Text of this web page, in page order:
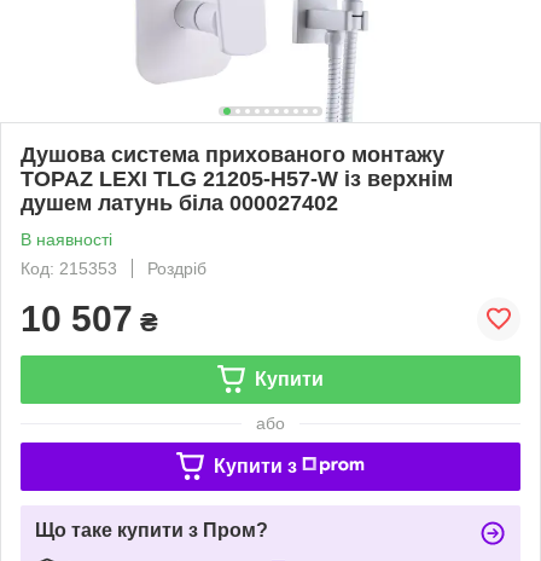
Душова система прихованого монтажу
TOPAZ LEXI TLG 21205-H57-W із верхнім
душем латунь біла 000027402
В наявності
Код: 215353
Роздріб
10 507 ₴
Купити
або
Купити з
Що таке купити з Пром?